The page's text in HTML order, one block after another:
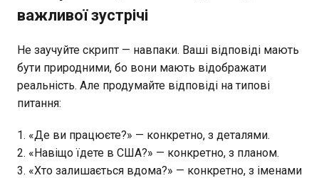
важливої зустрічі
Не заучуйте скрипт — навпаки. Ваші відповіді мають
бути природними, бо вони мають відображати
реальність. Але продумайте відповіді на типові
питання:
«Де ви працюєте?» — конкретно, з деталями.
«Навіщо їдете в США?» — конкретно, з планом.
«Хто залишається вдома?» — конкретно, з іменами